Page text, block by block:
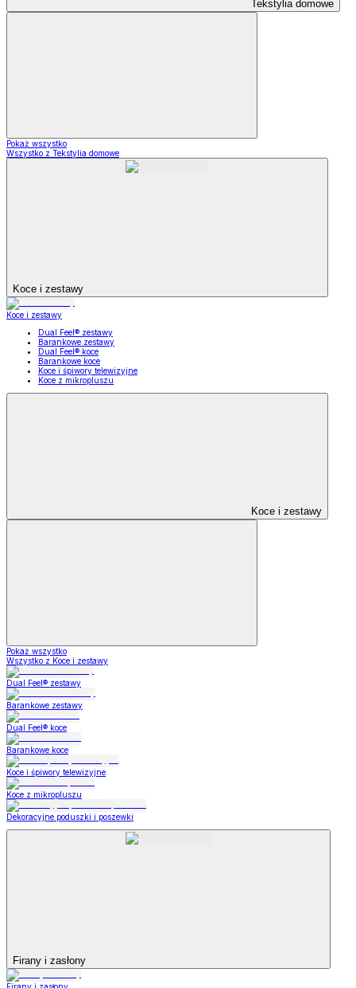
Tekstylia domowe
Pokaż wszystko
Wszystko z Tekstylia domowe
Koce i zestawy
Koce i zestawy
Dual Feel® zestawy
Barankowe zestawy
Dual Feel® koce
Barankowe koce
Koce i śpiwory telewizyjne
Koce z mikropluszu
Koce i zestawy
Pokaż wszystko
Wszystko z Koce i zestawy
Dual Feel® zestawy
Barankowe zestawy
Dual Feel® koce
Barankowe koce
Koce i śpiwory telewizyjne
Koce z mikropluszu
Dekoracyjne poduszki i poszewki
Firany i zasłony